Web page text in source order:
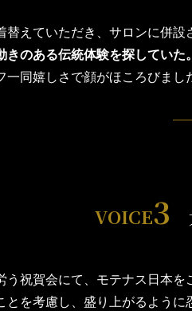
えていただき、サロンに併
きのある伝統体験を探してい
同嬉しさで顔がほころびまし
VOICE3
う祝賀会にて、モテナス日本
を考慮し、盛り上がるよう